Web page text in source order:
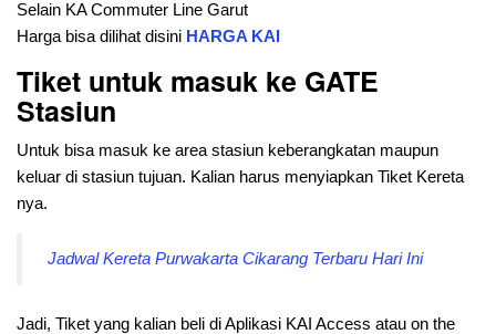
Selain KA Commuter Line Garut
Harga bisa dilihat disini HARGA KAI
Tiket untuk masuk ke GATE
Stasiun
Untuk bisa masuk ke area stasiun keberangkatan maupun
keluar di stasiun tujuan. Kalian harus menyiapkan Tiket Kereta
nya.
Jadwal Kereta Purwakarta Cikarang Terbaru Hari Ini
Jadi, Tiket yang kalian beli di Aplikasi KAI Access atau on the